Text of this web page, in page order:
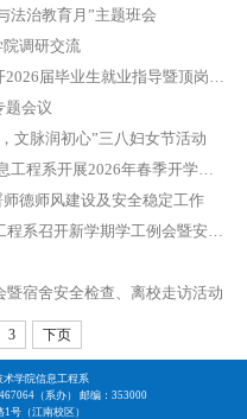
法治教育月”主题班会
调研交流
题会议
文脉润初心”三八妇女节活动
德师风建设及安全稳定工作
宿舍安全检查、离校走访活动
3 下页
术学院信息工程系
（系办） 邮编：353000
号（江南校区）